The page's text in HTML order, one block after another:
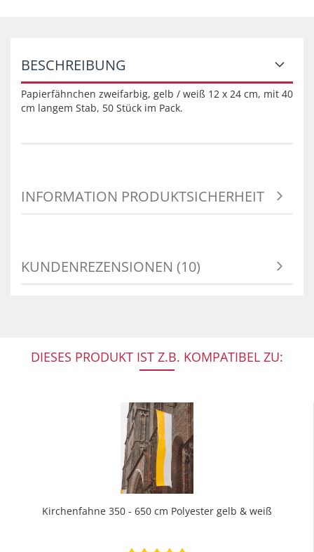
BESCHREIBUNG
Papierfähnchen zweifarbig, gelb / weiß 12 x 24 cm, mit 40
cm langem Stab, 50 Stück im Pack.
INFORMATION PRODUKTSICHERHEIT
KUNDENREZENSIONEN (10)
DIESES PRODUKT IST Z.B. KOMPATIBEL ZU:
Kirchenfahne 350 - 650 cm Polyester gelb & weiß